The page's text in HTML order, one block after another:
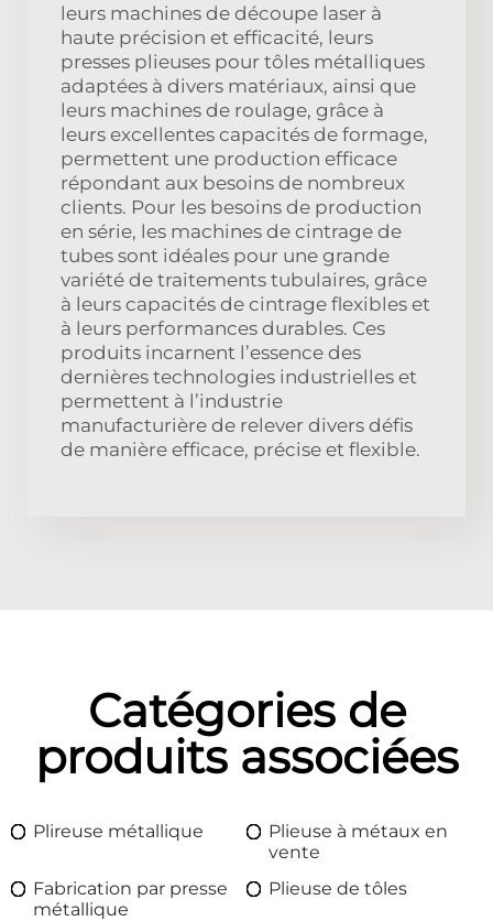
leurs machines de découpe laser à
haute précision et efficacité, leurs
presses plieuses pour tôles métalliques
adaptées à divers matériaux, ainsi que
leurs machines de roulage, grâce à
leurs excellentes capacités de formage,
permettent une production efficace
répondant aux besoins de nombreux
clients. Pour les besoins de production
en série, les machines de cintrage de
tubes sont idéales pour une grande
variété de traitements tubulaires, grâce
à leurs capacités de cintrage flexibles et
à leurs performances durables. Ces
produits incarnent l’essence des
dernières technologies industrielles et
permettent à l’industrie
manufacturière de relever divers défis
de manière efficace, précise et flexible.
Catégories de
produits associées
Plireuse métallique
Plieuse à métaux en
vente
Fabrication par presse
métallique
Plieuse de tôles